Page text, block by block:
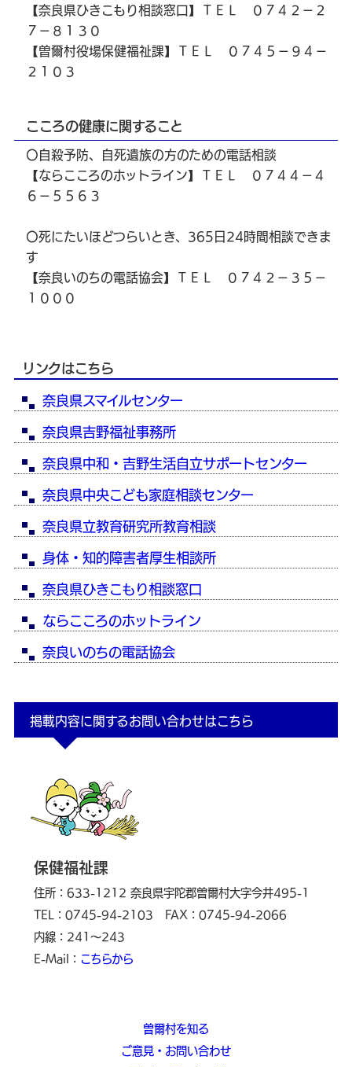
【奈良県ひきこもり相談窓口】ＴＥＬ ０７４２－２
７－８１３０
【曽爾村役場保健福祉課】ＴＥＬ ０７４５－９４－
２１０３
こころの健康に関すること
〇自殺予防、自死遺族の方のための電話相談
【ならこころのホットライン】ＴＥＬ ０７４４－４
６－５５６３
〇死にたいほどつらいとき、365日24時間相談できま
す
【奈良いのちの電話協会】ＴＥＬ ０７４２－３５－
１０００
リンクはこちら
奈良県スマイルセンター
奈良県吉野福祉事務所
奈良県中和・吉野生活自立サポートセンター
奈良県中央こども家庭相談センター
奈良県立教育研究所教育相談
身体・知的障害者厚生相談所
奈良県ひきこもり相談窓口
ならこころのホットライン
奈良いのちの電話協会
掲載内容に関するお問い合わせはこちら
保健福祉課
住所：633-1212 奈良県宇陀郡曽爾村大字今井495-1
TEL：0745-94-2103
FAX：0745-94-2066
内線：241～243
E-Mail： こちらから
曽爾村を知る
ご意見・お問い合わせ